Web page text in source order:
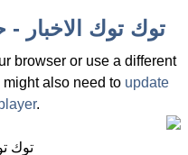
توك توك الاخبار - حلقة 15
browser or use a different
also need to update
.
توك توك